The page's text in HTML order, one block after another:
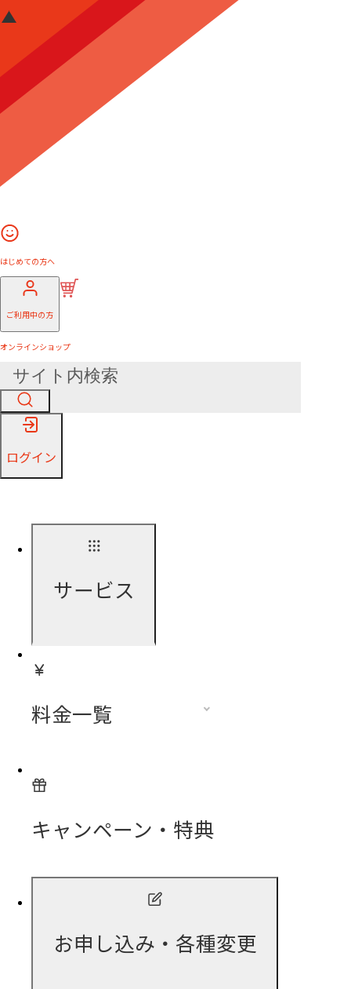
はじめての方へ
ご利用中の方
オンラインショップ
ログイン
サービス
料金一覧
キャンペーン・特典
お申し込み・各種変更